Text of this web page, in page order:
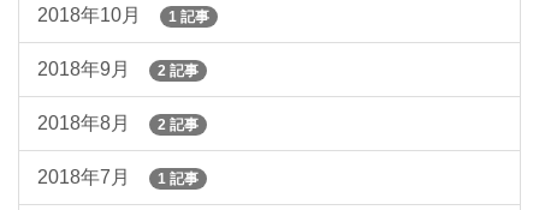
2018年10月 1 記事
2018年9月 2 記事
2018年8月 2 記事
2018年7月 1 記事